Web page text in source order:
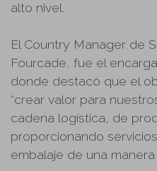
alto nivel.
El Country Manager de
Fourcade, fue el
donde destacó que el
“crear valor para
cadena logística, de
proporcionando
embalaje de una